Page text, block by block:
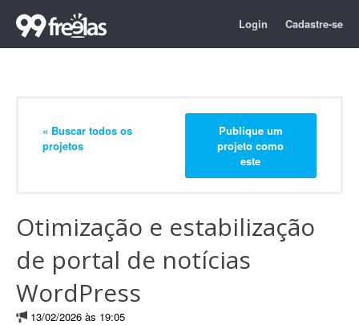
Login Cadastre-se
« Buscar todos os
projetos
Publique um
projeto como
este
Otimização e estabilização
de portal de notícias
WordPress
13/02/2026 às 19:05